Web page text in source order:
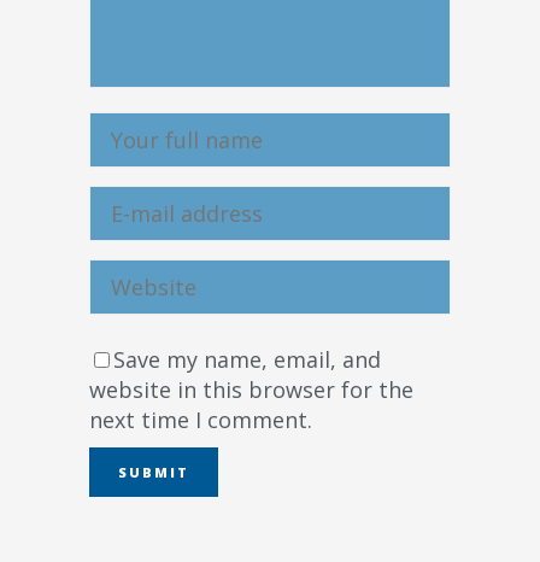
Save my name, email, and
website in this browser for the
next time I comment.